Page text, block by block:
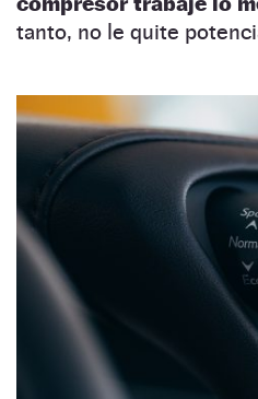
tanto, no le quite